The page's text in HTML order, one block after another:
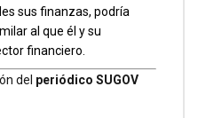
sus finanzas, podría
al que él y su
financiero.
del periódico SUGOV